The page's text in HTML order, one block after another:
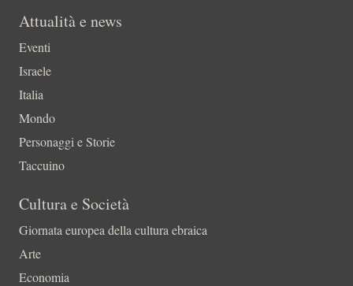
Attualità e news
Eventi
Israele
Italia
Mondo
Personaggi e Storie
Taccuino
Cultura e Società
Giornata europea della cultura ebraica
Arte
Economia